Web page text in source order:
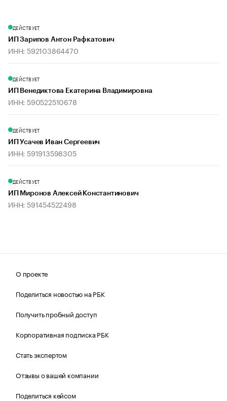
ДЕЙСТВУЕТ
ИП Зарипов Антон Рафкатович
ИНН: 592103864470
ДЕЙСТВУЕТ
ИП Венедиктова Екатерина Владимировна
ИНН: 590522510678
ДЕЙСТВУЕТ
ИП Усачев Иван Сергеевич
ИНН: 591913598305
ДЕЙСТВУЕТ
ИП Миронов Алексей Константинович
ИНН: 591454522498
О проекте
Поделиться новостью на РБК
Получить пробный доступ
Корпоративная подписка РБК
Стать экспертом
Отзывы о вашей компании
Поделиться кейсом